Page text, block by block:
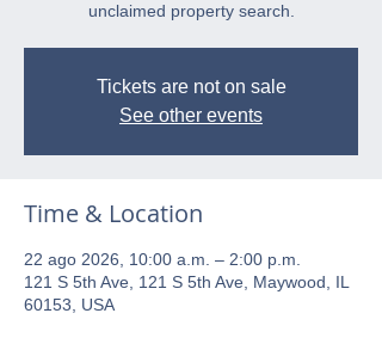
unclaimed property search.
Tickets are not on sale
See other events
Time & Location
22 ago 2026, 10:00 a.m. – 2:00 p.m.
121 S 5th Ave, 121 S 5th Ave, Maywood, IL
60153, USA